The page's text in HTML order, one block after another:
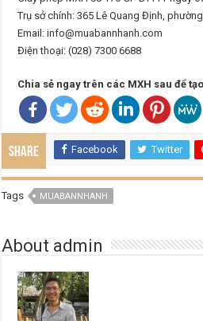
Trụ sở chính: 365 Lê Quang Định,
Email: info@muabannhanh.com
Điện thoại: (028) 7300 6688
Chia sẻ ngay trên các MXH sau để
Share Facebook Twitter
Tags MUABANNHANH
About admin